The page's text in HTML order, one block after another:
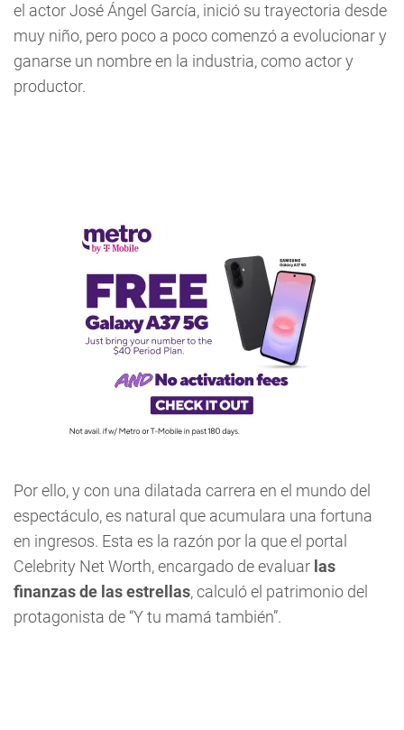
el actor José Ángel García, inició su trayectoria desde
muy niño, pero poco a poco comenzó a evolucionar y
ganarse un nombre en la industria, como actor y
productor.
Por ello, y con una dilatada carrera en el mundo del
espectáculo, es natural que acumulara una fortuna
en ingresos. Esta es la razón por la que el portal
Celebrity Net Worth, encargado de evaluar las
finanzas de las estrellas, calculó el patrimonio del
protagonista de “Y tu mamá también”.